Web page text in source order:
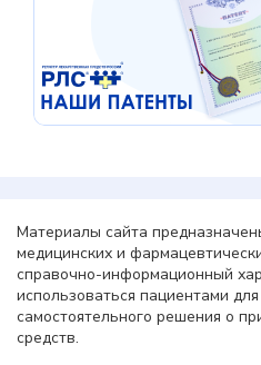
Материалы сайта
медицинских и
справочно-информационный
использоваться пациентами
самостоятельного решения о
средств.